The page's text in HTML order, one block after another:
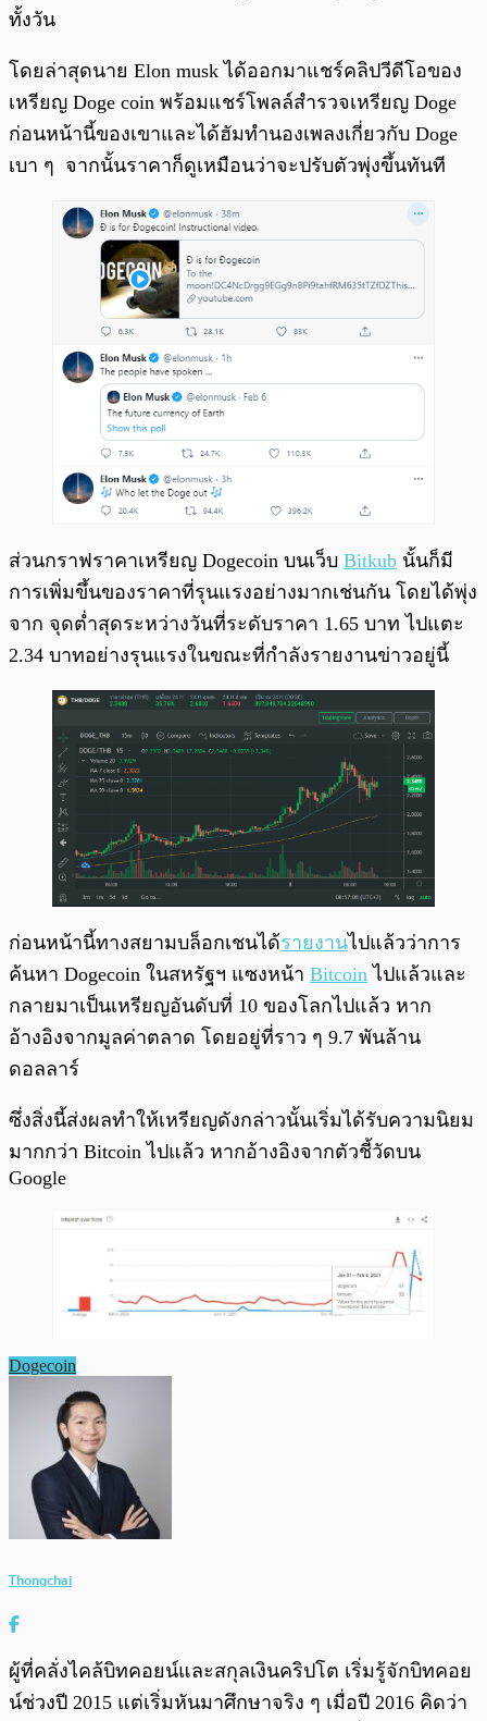
ทั้งวัน
โดยล่าสุดนาย Elon musk ได้ออกมาแชร์คลิปวีดีโอของ
เหรียญ Doge coin พร้อมแชร์โพลล์สำรวจเหรียญ Doge
ก่อนหน้านี้ของเขาและได้ฮัมทำนองเพลงเกี่ยวกับ Doge
เบา ๆ จากนั้นราคาก็ดูเหมือนว่าจะปรับตัวพุ่งขึ้นทันที
ส่วนกราฟราคาเหรียญ Dogecoin บนเว็บ Bitkub นั้นก็มี
การเพิ่มขึ้นของราคาที่รุนแรงอย่างมากเช่นกัน โดยได้พุ่ง
จาก จุดต่ำสุดระหว่างวันที่ระดับราคา 1.65 บาท ไปแตะ
2.34 บาทอย่างรุนแรงในขณะที่กำลังรายงานข่าวอยู่นี้
ก่อนหน้านี้ทางสยามบล็อกเชนได้รายงานไปแล้วว่าการ
ค้นหา Dogecoin ในสหรัฐฯ แซงหน้า Bitcoin ไปแล้วและ
กลายมาเป็นเหรียญอันดับที่ 10 ของโลกไปแล้ว หาก
อ้างอิงจากมูลค่าตลาด โดยอยู่ที่ราว ๆ 9.7 พันล้าน
ดอลลาร์
ซึ่งสิ่งนี้ส่งผลทำให้เหรียญดังกล่าวนั้นเริ่มได้รับความนิยม
มากกว่า Bitcoin ไปแล้ว หากอ้างอิงจากตัวชี้วัดบน
Google
Dogecoin
Thongchai
ผู้ที่คลั่งไคล้บิทคอยน์และสกุลเงินคริปโต เริ่มรู้จักบิทคอย
น์ช่วงปี 2015 แต่เริ่มหันมาศึกษาจริง ๆ เมื่อปี 2016 คิดว่า